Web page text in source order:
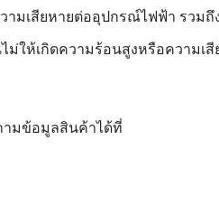
ามเสียหายต่ออุปกรณ์ไฟฟ้า รวม
ห้เกิดความร้อนสูงหรือความเ
ามข้อมูลสินค้าได้ที่